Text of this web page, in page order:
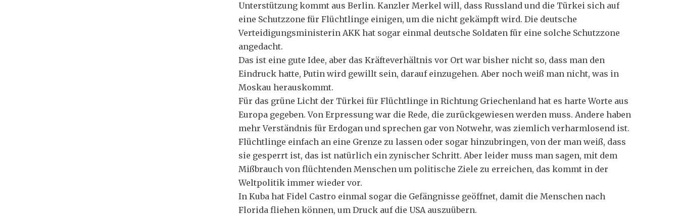
Unterstützung kommt aus Berlin. Kanzler Merkel will, dass Russland und die Türkei sich auf
eine Schutzzone für Flüchtlinge einigen, um die nicht gekämpft wird. Die deutsche
Verteidigungsministerin AKK hat sogar einmal deutsche Soldaten für eine solche Schutzzone
angedacht.
Das ist eine gute Idee, aber das Kräfteverhältnis vor Ort war bisher nicht so, dass man den
Eindruck hatte, Putin wird gewillt sein, darauf einzugehen. Aber noch weiß man nicht, was in
Moskau herauskommt.
Für das grüne Licht der Türkei für Flüchtlinge in Richtung Griechenland hat es harte Worte aus
Europa gegeben. Von Erpressung war die Rede, die zurückgewiesen werden muss. Andere haben
mehr Verständnis für Erdogan und sprechen gar von Notwehr, was ziemlich verharmlosend ist.
Flüchtlinge einfach an eine Grenze zu lassen oder sogar hinzubringen, von der man weiß, dass
sie gesperrt ist, das ist natürlich ein zynischer Schritt. Aber leider muss man sagen, mit dem
Mißbrauch von flüchtenden Menschen um politische Ziele zu erreichen, das kommt in der
Weltpolitik immer wieder vor.
In Kuba hat Fidel Castro einmal sogar die Gefängnisse geöffnet, damit die Menschen nach
Florida fliehen können, um Druck auf die USA auszuübern.